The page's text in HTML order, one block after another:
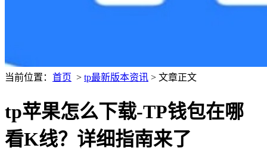
当前位置： 首页 > tp最新版本资讯 > 文章正文
tp苹果怎么下载-TP钱包在哪
看K线？详细指南来了